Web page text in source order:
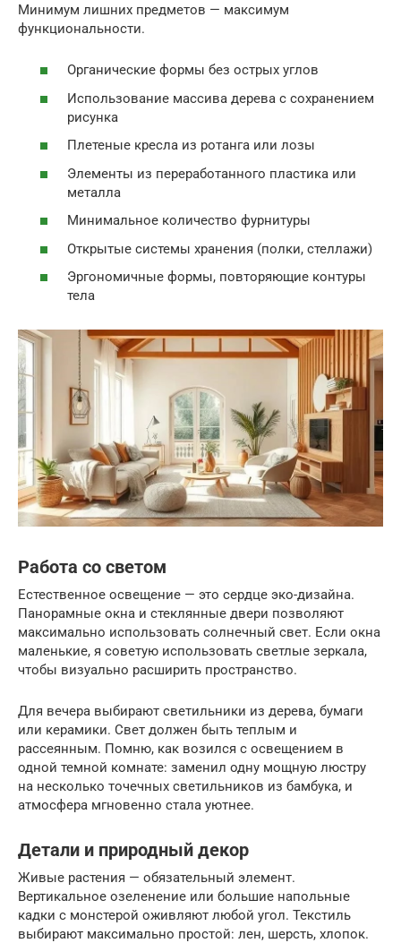
Минимум лишних предметов — максимум
функциональности.
Органические формы без острых углов
Использование массива дерева с сохранением
рисунка
Плетеные кресла из ротанга или лозы
Элементы из переработанного пластика или
металла
Минимальное количество фурнитуры
Открытые системы хранения (полки, стеллажи)
Эргономичные формы, повторяющие контуры
тела
Работа со светом
Естественное освещение — это сердце эко-дизайна.
Панорамные окна и стеклянные двери позволяют
максимально использовать солнечный свет. Если окна
маленькие, я советую использовать светлые зеркала,
чтобы визуально расширить пространство.
Для вечера выбирают светильники из дерева, бумаги
или керамики. Свет должен быть теплым и
рассеянным. Помню, как возился с освещением в
одной темной комнате: заменил одну мощную люстру
на несколько точечных светильников из бамбука, и
атмосфера мгновенно стала уютнее.
Детали и природный декор
Живые растения — обязательный элемент.
Вертикальное озеленение или большие напольные
кадки с монстерой оживляют любой угол. Текстиль
выбирают максимально простой: лен, шерсть, хлопок.